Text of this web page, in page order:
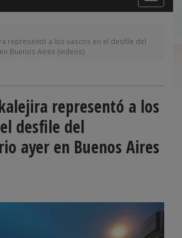
navigation
representó a los vascos en el desfile del
Buenos Aires (videos)
representó a los
desfile del
ayer en Buenos Aires